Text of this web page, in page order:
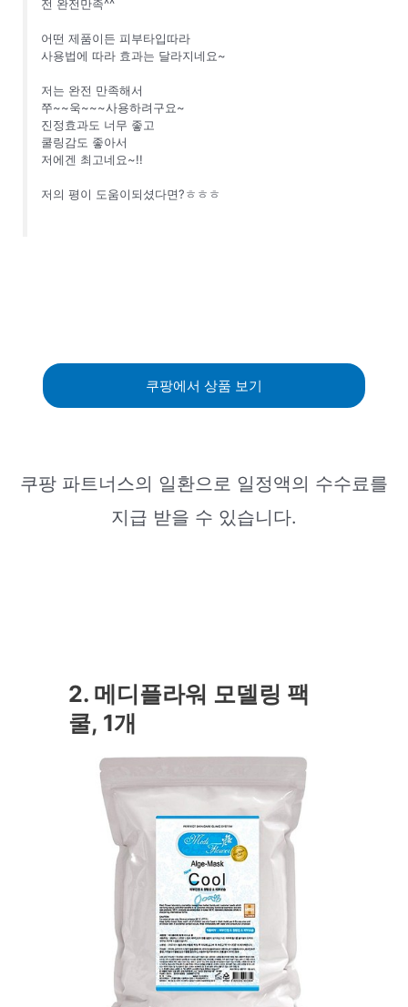
전 완전만족^^
어떤 제품이든 피부타입따라
사용법에 따라 효과는 달라지네요~
저는 완전 만족해서
쭈~~욱~~~사용하려구요~
진정효과도 너무 좋고
쿨링감도 좋아서
저에겐 최고네요~!!
저의 평이 도움이되셨다면?ㅎㅎㅎ
쿠팡에서 상품 보기
쿠팡 파트너스의 일환으로 일정액의 수수료를
지급 받을 수 있습니다.
2. 메디플라워 모델링 팩
쿨, 1개